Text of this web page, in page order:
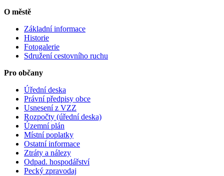
O městě
Základní informace
Historie
Fotogalerie
Sdružení cestovního ruchu
Pro občany
Úřední deska
Právní předpisy obce
Usnesení z VZZ
Rozpočty (úřední deska)
Územní plán
Místní poplatky
Ostatní informace
Ztráty a nálezy
Odpad. hospodářství
Pecký zpravodaj